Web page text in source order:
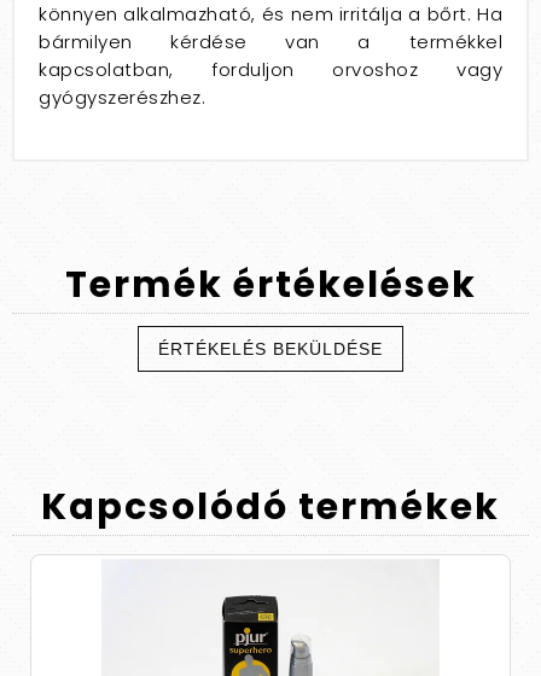
könnyen alkalmazható, és nem irritálja a bőrt. Ha
bármilyen kérdése van a termékkel
kapcsolatban, forduljon orvoshoz vagy
gyógyszerészhez.
Termék értékelések
ÉRTÉKELÉS BEKÜLDÉSE
Kapcsolódó termékek